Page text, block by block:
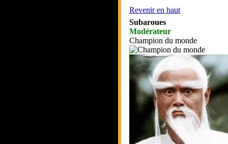
Revenir en haut
Subaroues
Modérateur
Champion du monde